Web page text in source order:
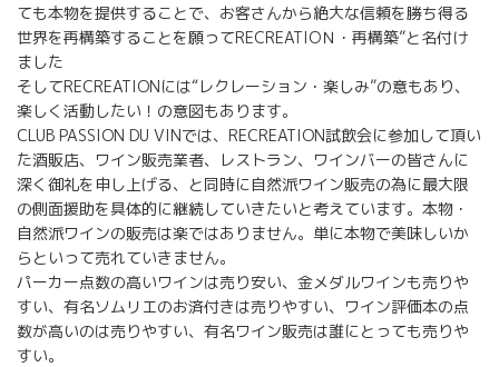
ても本物を提供することで、お客さんから絶大な信頼を勝ち得る
世界を再構築することを願ってRECREATIOＮ・再構築”と名付け
ました
そしてRECREATIONには“レクレーション・楽しみ”の意もあり、
楽しく活動したい！の意図もあります。
CLUB PASSION DU VINでは、RECREATION試飲会に参加して頂い
た酒販店、ワイン販売業者、レストラン、ワインバーの皆さんに
深く御礼を申し上げる、と同時に自然派ワイン販売の為に最大限
の側面援助を具体的に継続していきたいと考えています。本物・
自然派ワインの販売は楽ではありません。単に本物で美味しいか
らといって売れていきません。
パーカー点数の高いワインは売り安い、金メダルワインも売りや
すい、有名ソムリエのお済付きは売りやすい、ワイン評価本の点
数が高いのは売りやすい、有名ワイン販売は誰にとっても売りや
すい。